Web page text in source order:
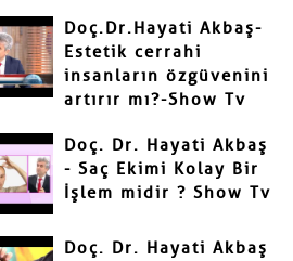
Doç.Dr.Hayati Akbaş-
Estetik cerrahi
insanların özgüvenini
artırır mı?-Show Tv
Doç. Dr. Hayati Akbaş
- Saç Ekimi Kolay Bir
İşlem midir ? Show Tv
Doç. Dr. Hayati Akbaş